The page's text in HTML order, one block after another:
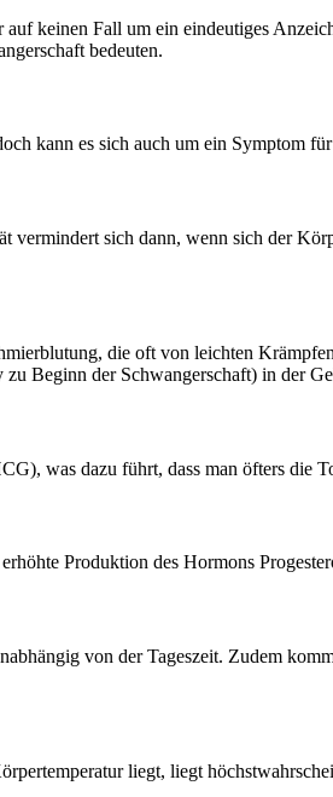
keinen Fall um ein eindeutiges
bedeuten.
kann es sich auch um ein Symptom
sich dann, wenn sich der
die oft von leichten
Beginn der Schwangerschaft) in der
was dazu führt, dass man öfters die
Produktion des Hormons
von der Tageszeit. Zudem
liegt, liegt